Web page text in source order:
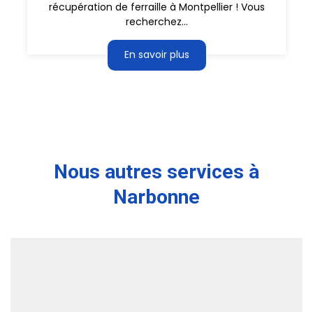
récupération de ferraille à Montpellier ! Vous
recherchez...
En savoir plus
Nous autres services à
Narbonne